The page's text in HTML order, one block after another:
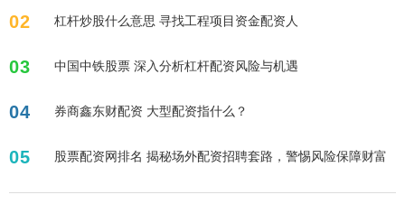
02 杠杆炒股什么意思 寻找工程项目资金配资人
03 中国中铁股票 深入分析杠杆配资风险与机遇
04 券商鑫东财配资 大型配资指什么？
05 股票配资网排名 揭秘场外配资招聘套路，警惕风险保障财富